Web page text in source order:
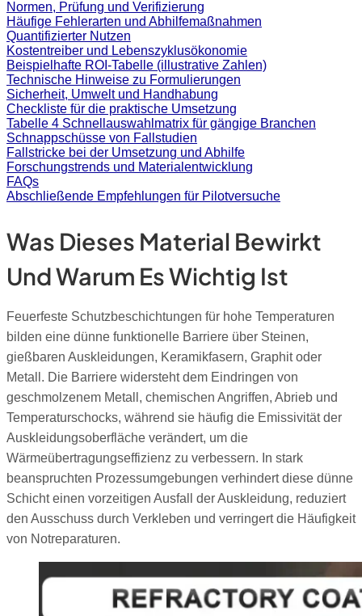
Normen, Prüfung und Verifizierung
Häufige Fehlerarten und Abhilfemaßnahmen
Quantifizierter Nutzen
Kostentreiber und Lebenszyklusökonomie
Beispielhafte ROI-Tabelle (illustrative Zahlen)
Technische Hinweise zu Formulierungen
Sicherheit, Umwelt und Handhabung
Checkliste für die praktische Umsetzung
Tabelle 4 Schnellauswahlmatrix für gängige Branchen
Schnappschüsse von Fallstudien
Fallstricke bei der Umsetzung und Abhilfe
Forschungstrends und Materialentwicklung
FAQs
Abschließende Empfehlungen für Pilotversuche
Was Dieses Material Bewirkt
Und Warum Es Wichtig Ist
Feuerfeste Schutzbeschichtungen für hohe Temperaturen
bilden eine dünne funktionelle Barriere über Steinen,
gießbaren Auskleidungen, Keramikfasern, Graphit oder
Metall. Die Barriere widersteht dem Eindringen von
geschmolzenem Metall, chemischen Angriffen, Abrieb und
Temperaturschocks, während sie häufig die Emissivität der
Auskleidungsoberfläche verändert, um die
Wärmeübertragungseffizienz zu verbessern. In stark
beanspruchten Prozessumgebungen verhindert diese dünne
Schicht einen vorzeitigen Ausfall der Auskleidung, reduziert
den Ausschuss durch Verkleben und verringert die Häufigkeit
von Notreparaturen.